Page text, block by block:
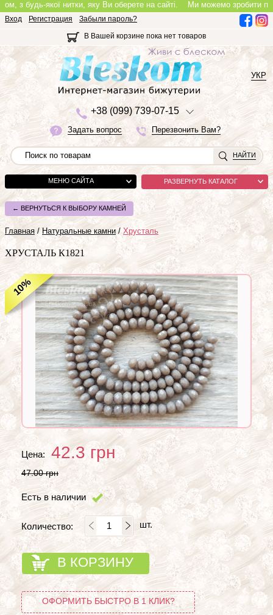
будь-якої нитки, яку Ви оберете на сайті.Ми можемо зробити
Вход Регистрация
Забыли пароль?
В Вашей корзине пока нет товаров
+38 (099) 739-07-15
Задать вопрос Перезвонить Вам?
УКР
НАЙТИ
МЕНЮ САЙТА РАЗВЕРНУТЬ КАТАЛОГ
← ВЕРНУТЬСЯ К ВЫБОРУ КАМНЕЙ
Главная / Натуральные камни / Хрусталь
ХРУСТАЛЬ К1821
10%
Цена: 42.3грн
47.00 грн
Есть в наличии
Количество: шт.
В КОРЗИНУ
ОФОРМИТЬ БЫСТРО В 1 КЛИК?